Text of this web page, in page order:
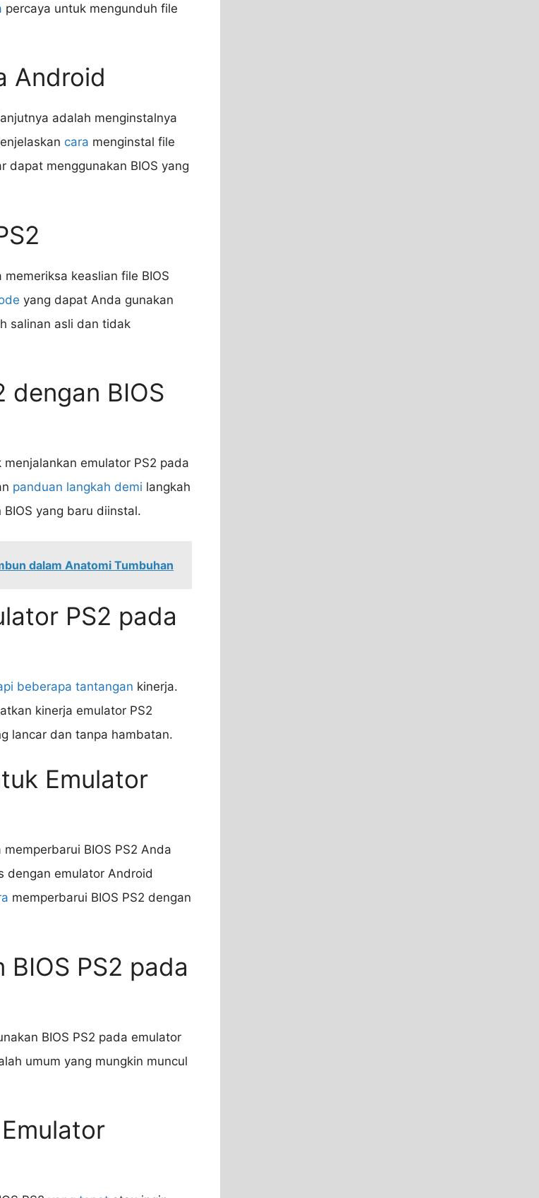
percaya untuk mengunduh file
Android
adalah menginstalnya
cara menginstal file
dapat menggunakan BIOS yang
keaslian file BIOS
yang dapat Anda gunakan
salinan asli dan tidak
dengan BIOS
emulator PS2 pada
panduan langkah demi langkah
yang baru diinstal.
dalam Anatomi Tumbuhan
PS2 pada
beberapa tantangan kinerja.
kinerja emulator PS2
lancar dan tanpa hambatan.
Emulator
BIOS PS2 Anda
dengan emulator Android
memperbarui BIOS PS2 dengan
PS2 pada
BIOS PS2 pada emulator
umum yang mungkin muncul